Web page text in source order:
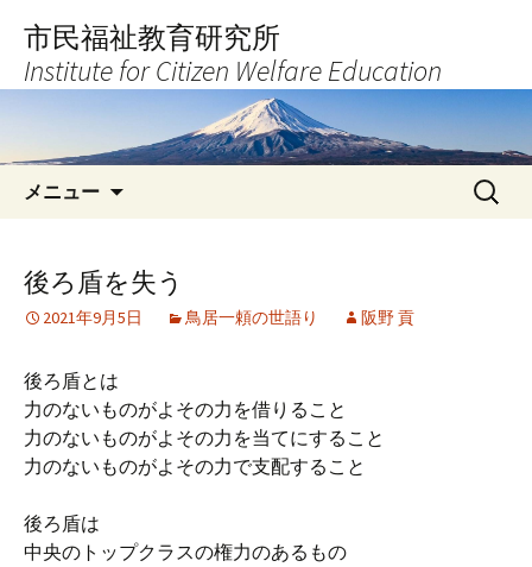
へ
キ
市民福祉教育研究所
Institute for Citizen Welfare Education
メニュー
検
索:
後ろ盾を失う
2021年9月5日 鳥居一頼の世語り 阪野 貢
後ろ盾とは
力のないものがよその力を借りること
力のないものがよその力を当てにすること
力のないものがよその力で支配すること
後ろ盾は
中央のトップクラスの権力のあるもの